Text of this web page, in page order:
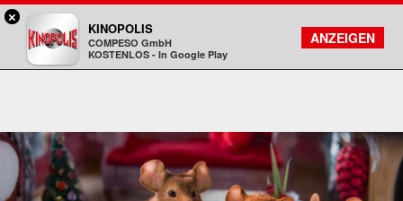
Kinopolis
FILMSUCHE
KONTO
×
KINOPOLIS
COMPESO GmbH
KOSTENLOS - In Google Play
ANZEIGEN